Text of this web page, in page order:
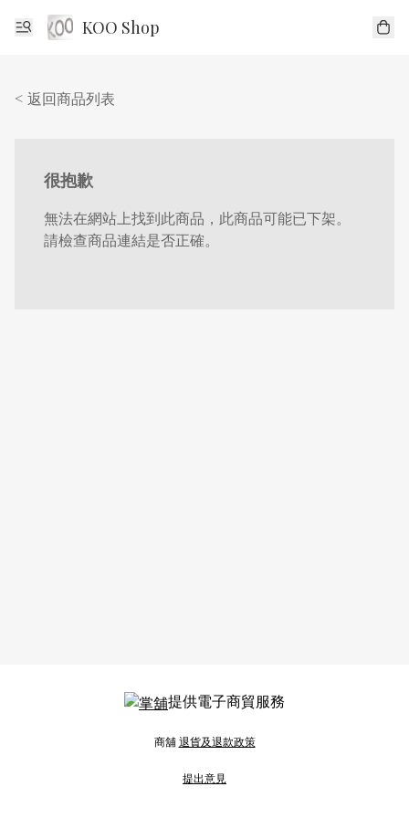
KOO Shop
< 返回商品列表
很抱歉
無法在網站上找到此商品，此商品可能已下架。
請檢查商品連結是否正確。
提供電子商貿服務
商舖退貨及退款政策
提出意見